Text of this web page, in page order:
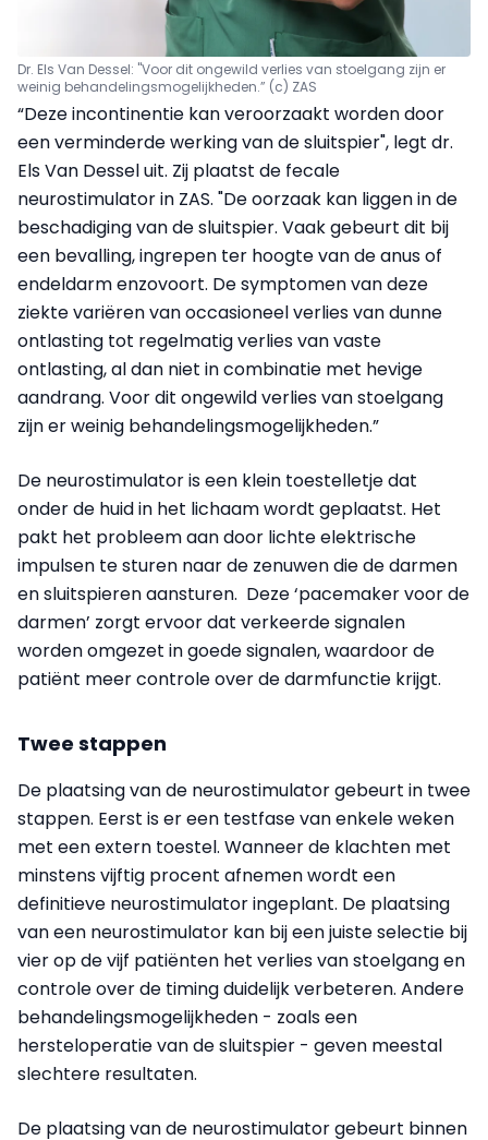
Dr. Els Van Dessel: "Voor dit ongewild verlies van stoelgang zijn er
weinig behandelingsmogelijkheden.” (c) ZAS
“Deze incontinentie kan veroorzaakt worden door
een verminderde werking van de sluitspier", legt dr.
Els Van Dessel uit. Zij plaatst de fecale
neurostimulator in ZAS. "De oorzaak kan liggen in de
beschadiging van de sluitspier. Vaak gebeurt dit bij
een bevalling, ingrepen ter hoogte van de anus of
endeldarm enzovoort. De symptomen van deze
ziekte variëren van occasioneel verlies van dunne
ontlasting tot regelmatig verlies van vaste
ontlasting, al dan niet in combinatie met hevige
aandrang. Voor dit ongewild verlies van stoelgang
zijn er weinig behandelingsmogelijkheden.”
De neurostimulator is een klein toestelletje dat
onder de huid in het lichaam wordt geplaatst. Het
pakt het probleem aan door lichte elektrische
impulsen te sturen naar de zenuwen die de darmen
en sluitspieren aansturen. ​ Deze ‘pacemaker voor de
darmen’ zorgt ervoor dat verkeerde signalen
worden omgezet in goede signalen, waardoor de
patiënt meer controle over de darmfunctie krijgt.
Twee stappen
De plaatsing van de neurostimulator gebeurt in twee
stappen. Eerst is er een testfase van enkele weken
met een extern toestel. Wanneer de klachten met
minstens vijftig procent afnemen wordt een
definitieve neurostimulator ingeplant. De plaatsing
van een neurostimulator kan bij een juiste selectie bij
vier op de vijf patiënten het verlies van stoelgang en
controle over de timing duidelijk verbeteren. Andere
behandelingsmogelijkheden - zoals een
hersteloperatie van de sluitspier - geven meestal
slechtere resultaten.
De plaatsing van de neurostimulator gebeurt binnen